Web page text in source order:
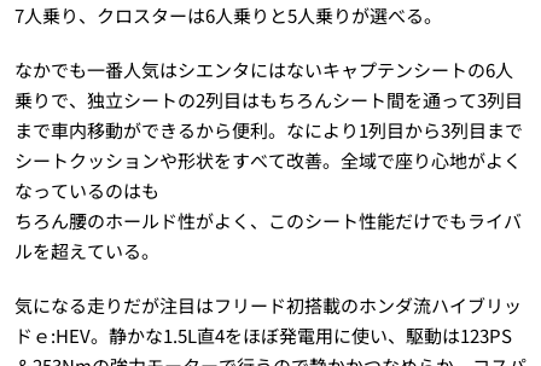
7人乗り、クロスターは6人乗りと5人乗りが選べる。
なかでも一番人気はシエンタにはないキャプテンシートの6人
乗りで、独立シートの2列目はもちろんシート間を通って3列目
まで車内移動ができるから便利。なにより1列目から3列目まで
シートクッションや形状をすべて改善。全域で座り心地がよく
なっているのはも
ちろん腰のホールド性がよく、このシート性能だけでもライバ
ルを超えている。
気になる走りだが注目はフリード初搭載のホンダ流ハイブリッ
ドｅ:HEV。静かな1.5L直4をほぼ発電用に使い、駆動は123PS